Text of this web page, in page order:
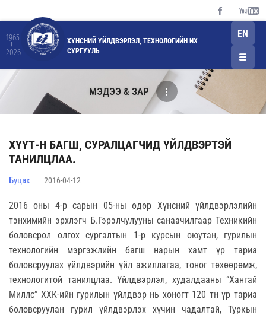
1965
2026
ХҮНСНИЙ ҮЙЛДВЭРЛЭЛ, ТЕХНОЛОГИЙН ИХ
СУРГУУЛЬ
EN
МЭДЭЭ & ЗАР
ХҮҮТ-Н БАГШ, СУРАЛЦАГЧИД ҮЙЛДВЭРТЭЙ
ТАНИЛЦЛАА.
Буцах 2016-04-12
2016 оны 4-р сарын 05-ны өдөр Хүнсний үйлдвэрлэлийн
тэнхимийн эрхлэгч Б.Гэрэлчулууны санаачилгаар Техникийн
боловсрол олгох сургалтын 1-р курсын оюутан, гурилын
технологийн мэргэжлийн багш нарын хамт үр тариа
боловсруулах үйлдвэрийн үйл ажиллагаа, тоног төхөөрөмж,
технологитой танилцлаа. Үйлдвэрлэл, худалдааны “Хангай
Миллс” ХХК-ийн гурилын үйлдвэр нь хоногт 120 тн үр тариа
боловсруулан гурил үйлдвэрлэх хүчин чадалтай, Туркын